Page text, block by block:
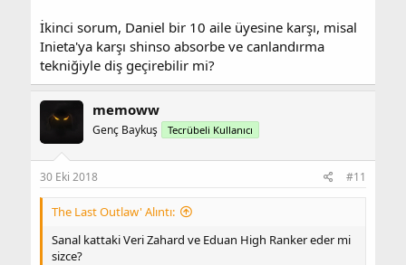
İkinci sorum, Daniel bir 10 aile üyesine karşı, misal
Inieta'ya karşı shinso absorbe ve canlandırma
tekniğiyle diş geçirebilir mi?
memoww
Genç Baykuş Tecrübeli Kullanıcı
30 Eki 2018 #11
The Last Outlaw' Alıntı:
Sanal kattaki Veri Zahard ve Eduan High Ranker eder mi
sizce?